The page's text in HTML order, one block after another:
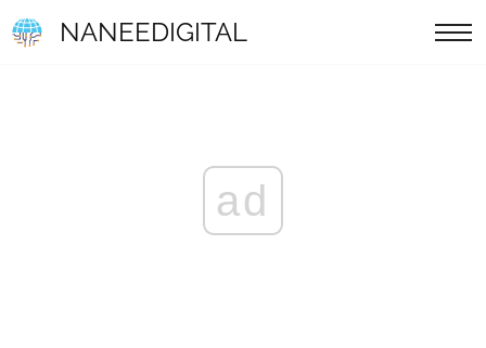
NANEEDIGITAL
ad